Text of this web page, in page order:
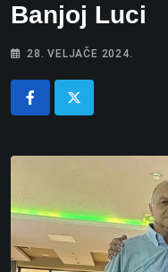
Banjoj Luci
28. VELJAČE 2024.